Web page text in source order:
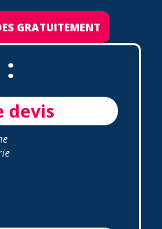
GRATUITEMENT
devis